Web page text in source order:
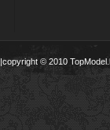
|copyright © 2010